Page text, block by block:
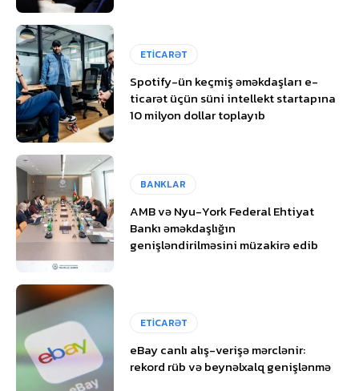
ETİCARƏT
Spotify-ün keçmiş əməkdaşları e-
ticarət üçün süni intellekt startapına
10 milyon dollar toplayıb
BANKLAR
AMB və Nyu-York Federal Ehtiyat
Bankı əməkdaşlığın
genişləndirilməsini müzakirə edib
ETİCARƏT
eBay canlı alış-verişə mərclənir:
rekord rüb və beynəlxalq genişlənmə